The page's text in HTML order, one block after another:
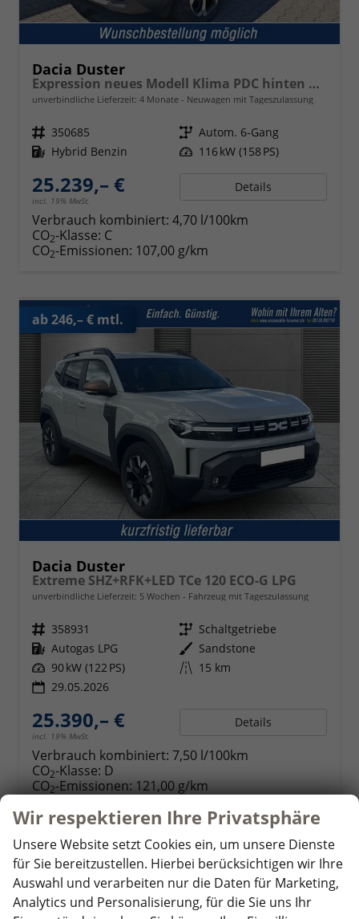
Dacia Duster
Expression neues Modell Klima PDC hinten Kamera Tempomat 17 Zoll Leichtmetallf.
unverbindliche Lieferzeit: 4 Monate Neuwagen mit Tageszulassung
Fahrzeugnr. 350685 Getriebe Autom. 6-Gang
Kraftstoff Hybrid Benzin Leistung 116 kW (158 PS)
25.239,– €
incl. 19% MwSt.
Details
Verbrauch kombiniert: 4,70 l/100km
CO2-Klasse: C
CO2-Emissionen: 107,00 g/km
ab 246,– € mtl.
Dacia Duster
Extreme SHZ+RFK+LED TCe 120 ECO-G LPG
unverbindliche Lieferzeit: 5 Wochen Fahrzeug mit Tageszulassung
Fahrzeugnr. 358931 Getriebe Schaltgetriebe
Kraftstoff Autogas LPG Außenfarbe Sandstone
Leistung 90 kW (122 PS) Kilometerstand 15 km
29.05.2026
25.390,– €
incl. 19% MwSt.
Details
Verbrauch kombiniert: 7,50 l/100km
CO2-Klasse: D
CO2-Emissionen: 121,00 g/km
ab 246,– € mtl.
Wir respektieren Ihre Privatsphäre
Unsere Website setzt Cookies ein, um unsere Dienste
für Sie bereitzustellen. Hierbei berücksichtigen wir Ihre
Auswahl und verarbeiten nur die Daten für Marketing,
Analytics und Personalisierung, für die Sie uns Ihr